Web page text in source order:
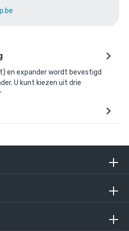
en expander wordt bevestigd
U kunt kiezen uit drie